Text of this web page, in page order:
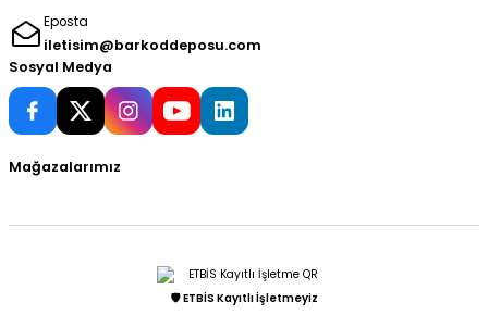
Eposta
iletisim@barkoddeposu.com
Sosyal Medya
Mağazalarımız
🛡️ ETBİS Kayıtlı İşletmeyiz